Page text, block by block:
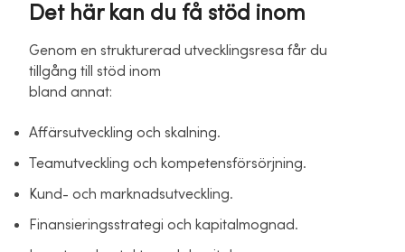
Det här kan du få stöd inom
Genom en strukturerad utvecklingsresa får du
tillgång till stöd inom
bland annat:
Affärsutveckling och skalning.
Teamutveckling och kompetensförsörjning.
Kund- och marknadsutveckling.
Finansieringsstrategi och kapitalmognad.